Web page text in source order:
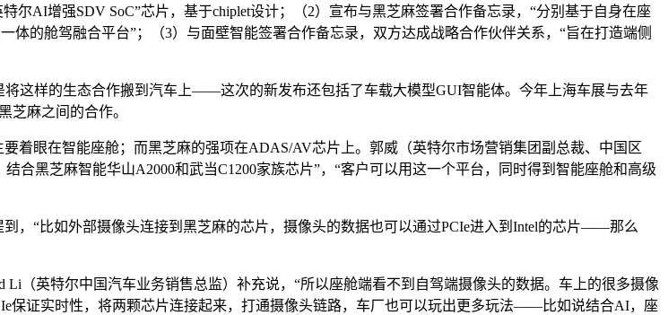
尔AI增强SDV SoC”芯片，基于chiplet设计；（2）宣布与黑芝麻签署合作备忘录，“分别基于自身在座
的舱驾融合平台”；（3）与面壁智能签署合作备忘录，双方达成战略合作伙伴关系，“旨在打造端侧
这样的生态合作搬到汽车上——这次的新发布还包括了车载大模型GUI智能体。今年上海车展与去年
芝麻之间的合作。
着眼在智能座舱；而黑芝麻的强项在ADAS/AV芯片上。郭威（英特尔市场营销集团副总裁、中国区
合黑芝麻智能华山A2000和武当C1200家族芯片”，“客户可以用这一个平台，同时得到智能座舱和高级
，“比如外部摄像头连接到黑芝麻的芯片，摄像头的数据也可以通过PCIe进入到Intel的芯片——那么
（英特尔中国汽车业务销售总监）补充说，“所以座舱端看不到自驾端摄像头的数据。车上的很多摄像
证实时性，将两颗芯片连接起来，打通摄像头链路，车厂也可以玩出更多玩法——比如说结合AI，座